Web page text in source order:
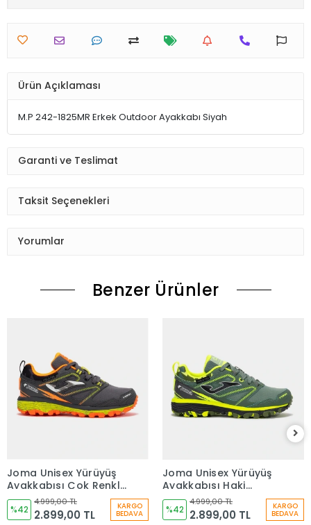
Ürün Açıklaması
M.P 242-1825MR Erkek Outdoor Ayakkabı Siyah
Garanti ve Teslimat
Taksit Seçenekleri
Yorumlar
Benzer Ürünler
Joma Unisex Yürüyüş
Ayakkabısı Çok Renkli
JVORW2522
%42
4.999,00 TL
2.899,00 TL
KARGO
BEDAVA
Joma Unisex Yürüyüş
Ayakkabısı Haki
JVORW2515
%42
4.999,00 TL
2.899,00 TL
KARGO
BEDAVA